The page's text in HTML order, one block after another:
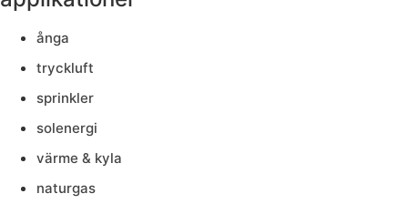
ånga
tryckluft
sprinkler
solenergi
värme & kyla
naturgas